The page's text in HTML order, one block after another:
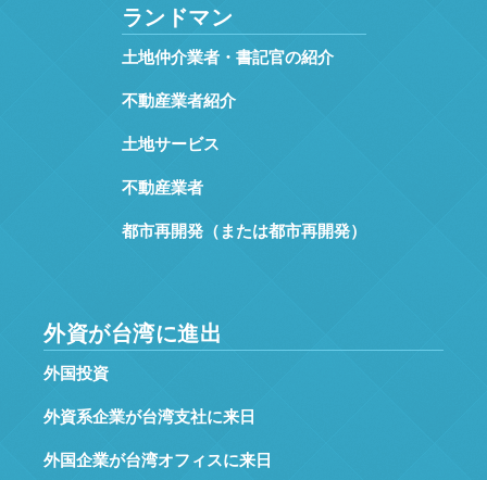
ランドマン
土地仲介業者・書記官の紹介
不動産業者紹介
土地サービス
不動産業者
都市再開発（または都市再開発）
外資が台湾に進出
外国投資
外資系企業が台湾支社に来日
外国企業が台湾オフィスに来日